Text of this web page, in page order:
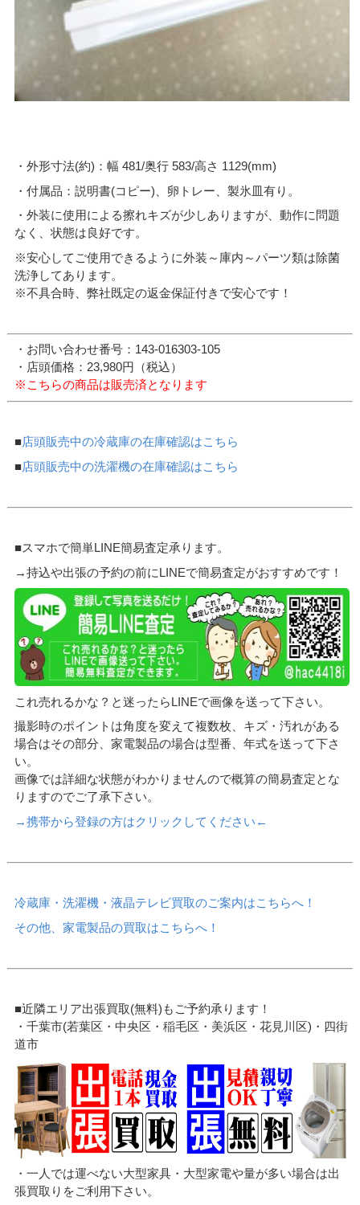
・外形寸法(約)：幅 481/奥行 583/高さ 1129(mm)
・付属品：説明書(コピー)、卵トレー、製氷皿有り。
・外装に使用による擦れキズが少しありますが、動作に問題
なく、状態は良好です。
※安心してご使用できるように外装～庫内～パーツ類は除菌
洗浄してあります。
※不具合時、弊社既定の返金保証付きで安心です！
・お問い合わせ番号：143-016303-105
・店頭価格：23,980円（税込）
※こちらの商品は販売済となります
■店頭販売中の冷蔵庫の在庫確認はこちら
■店頭販売中の洗濯機の在庫確認はこちら
■スマホで簡単LINE簡易査定承ります。
→持込や出張の予約の前にLINEで簡易査定がおすすめです！
これ売れるかな？と迷ったらLINEで画像を送って下さい。
撮影時のポイントは角度を変えて複数枚、キズ・汚れがある
場合はその部分、家電製品の場合は型番、年式を送って下さ
い。
画像では詳細な状態がわかりませんので概算の簡易査定とな
りますのでご了承下さい。
→携帯から登録の方はクリックしてください←
冷蔵庫・洗濯機・液晶テレビ買取のご案内はこちらへ！
その他、家電製品の買取はこちらへ！
■近隣エリア出張買取(無料)もご予約承ります！
・千葉市(若葉区・中央区・稲毛区・美浜区・花見川区)・四街
道市
・一人では運べない大型家具・大型家電や量が多い場合は出
張買取りをご利用下さい。